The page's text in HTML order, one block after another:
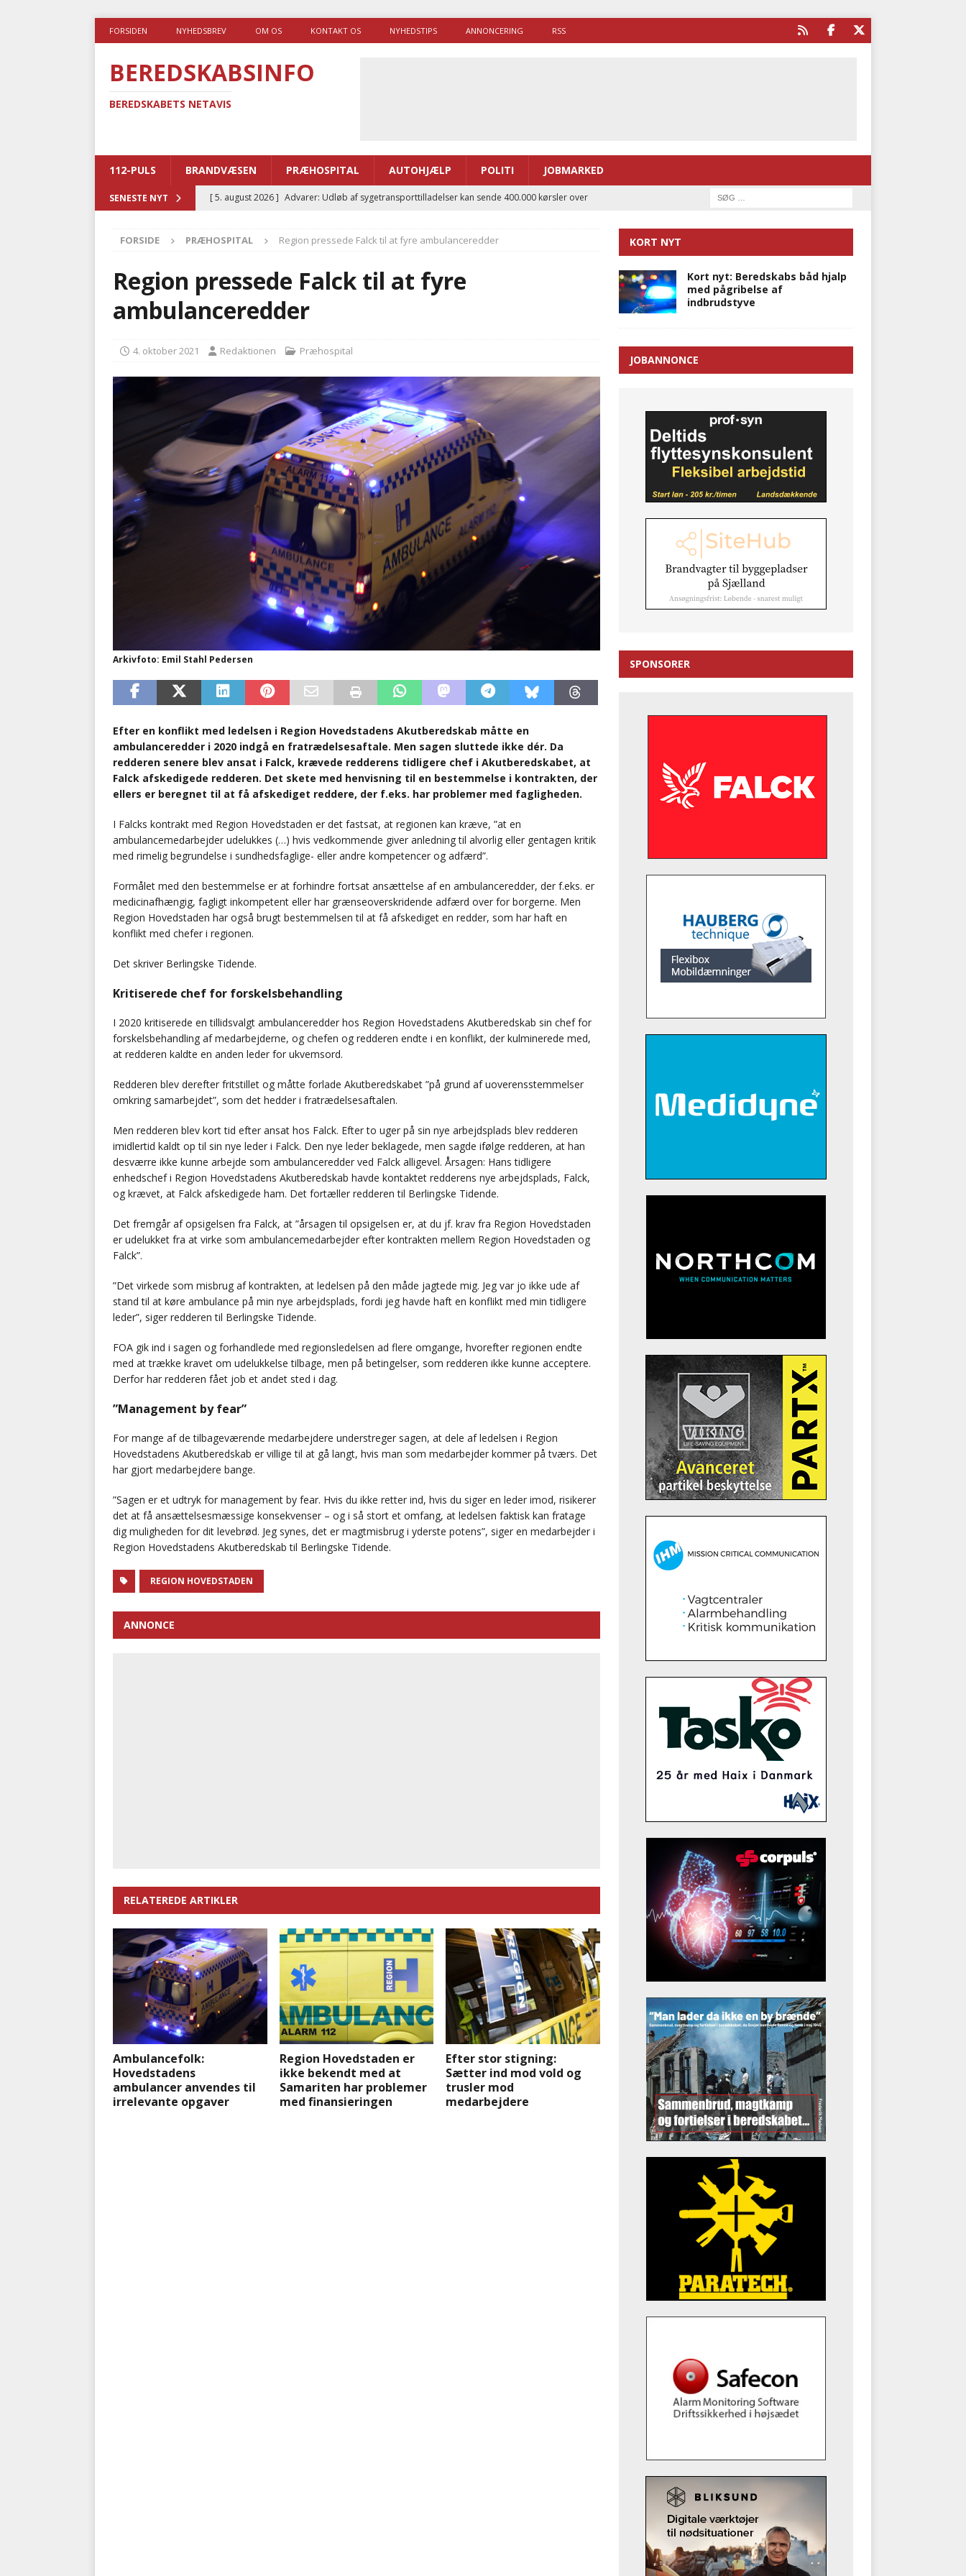
FORSIDEN NYHEDSBREV OM OS KONTAKT OS NYHEDSTIPS ANNONCERING RSS
BEREDSKABSINFO
BEREDSKABETS NETAVIS
112-PULS BRANDVÆSEN PRÆHOSPITAL AUTOHJÆLP POLITI JOBMARKED
SENESTE NYT [ 5. august 2026 ] Advarer: Udløb af sygetransporttilladelser kan sende 400.000 kørsler over
[ 5. august 2026 ] Ny ambulance og el-sygetransportvogn til Samsø
[ 4. august 2026 ]
Brandvæsenerne brugte lidt længere tid på at komme af sted i 2025
[ 4. august 2026 ] Ny treårig politiuddannelse skal ruste betjentene til mere kompleks
kriminalitet
POLITI
BRANDVÆSEN
FORSIDE PRÆHOSPITAL Region pressede Falck til at fyre ambulanceredder
Region pressede Falck til at fyre
ambulanceredder
4. oktober 2021 Redaktionen Præhospital
Arkivfoto: Emil Stahl Pedersen
Efter en konflikt med ledelsen i Region Hovedstadens Akutberedskab måtte en
ambulanceredder i 2020 indgå en fratrædelsesaftale. Men sagen sluttede ikke dér. Da
redderen senere blev ansat i Falck, krævede redderens tidligere chef i Akutberedskabet, at
Falck afskedigede redderen. Det skete med henvisning til en bestemmelse i kontrakten, der
ellers er beregnet til at få afskediget reddere, der f.eks. har problemer med fagligheden.
I Falcks kontrakt med Region Hovedstaden er det fastsat, at regionen kan kræve, ”at en
ambulancemedarbejder udelukkes (…) hvis vedkommende giver anledning til alvorlig eller gentagen kritik
med rimelig begrundelse i sundhedsfaglige- eller andre kompetencer og adfærd”.
Formålet med den bestemmelse er at forhindre fortsat ansættelse af en ambulanceredder, der f.eks. er
medicinafhængig, fagligt inkompetent eller har grænseoverskridende adfærd over for borgerne. Men
Region Hovedstaden har også brugt bestemmelsen til at få afskediget en redder, som har haft en
konflikt med chefer i regionen.
Det skriver Berlingske Tidende.
Kritiserede chef for forskelsbehandling
I 2020 kritiserede en tillidsvalgt ambulanceredder hos Region Hovedstadens Akutberedskab sin chef for
forskelsbehandling af medarbejderne, og chefen og redderen endte i en konflikt, der kulminerede med,
at redderen kaldte en anden leder for ukvemsord.
Redderen blev derefter fritstillet og måtte forlade Akutberedskabet ”på grund af uoverensstemmelser
omkring samarbejdet”, som det hedder i fratrædelsesaftalen.
Men redderen blev kort tid efter ansat hos Falck. Efter to uger på sin nye arbejdsplads blev redderen
imidlertid kaldt op til sin nye leder i Falck. Den nye leder beklagede, men sagde ifølge redderen, at han
desværre ikke kunne arbejde som ambulanceredder ved Falck alligevel. Årsagen: Hans tidligere
enhedschef i Region Hovedstadens Akutberedskab havde kontaktet redderens nye arbejdsplads, Falck,
og krævet, at Falck afskedigede ham. Det fortæller redderen til Berlingske Tidende.
Det fremgår af opsigelsen fra Falck, at ”årsagen til opsigelsen er, at du jf. krav fra Region Hovedstaden
er udelukket fra at virke som ambulancemedarbejder efter kontrakten mellem Region Hovedstaden og
Falck”.
”Det virkede som misbrug af kontrakten, at ledelsen på den måde jagtede mig. Jeg var jo ikke ude af
stand til at køre ambulance på min nye arbejdsplads, fordi jeg havde haft en konflikt med min tidligere
leder”, siger redderen til Berlingske Tidende.
FOA gik ind i sagen og forhandlede med regionsledelsen ad flere omgange, hvorefter regionen endte
med at trække kravet om udelukkelse tilbage, men på betingelser, som redderen ikke kunne acceptere.
Derfor har redderen fået job et andet sted i dag.
”Management by fear”
For mange af de tilbageværende medarbejdere understreger sagen, at dele af ledelsen i Region
Hovedstadens Akutberedskab er villige til at gå langt, hvis man som medarbejder kommer på tværs. Det
har gjort medarbejdere bange.
”Sagen er et udtryk for management by fear. Hvis du ikke retter ind, hvis du siger en leder imod, risikerer
det at få ansættelsesmæssige konsekvenser – og i så stort et omfang, at ledelsen faktisk kan fratage
dig muligheden for dit levebrød. Jeg synes, det er magtmisbrug i yderste potens”, siger en medarbejder i
Region Hovedstadens Akutberedskab til Berlingske Tidende.
REGION HOVEDSTADEN
ANNONCE
RELATEREDE ARTIKLER
Ambulancefolk:
Hovedstadens
ambulancer anvendes til
irrelevante opgaver
Region Hovedstaden er
ikke bekendt med at
Samariten har problemer
med finansieringen
Efter stor stigning:
Sætter ind mod vold og
trusler mod
medarbejdere
KORT NYT
Kort nyt: Beredskabs båd hjalp
med pågribelse af
indbrudstyve
JOBANNONCE
SPONSORER